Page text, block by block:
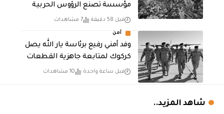
مؤسسة تصنع الرؤوس الحربية
قبل 58 دقيقة 7 مشاهدات
أمن
وفد أمني رفيع برئاسة يار الله يصل
كركوك لمتابعة جاهزية القطعات
قبل ساعة واحدة 10 مشاهدات
شاهد المزيد..